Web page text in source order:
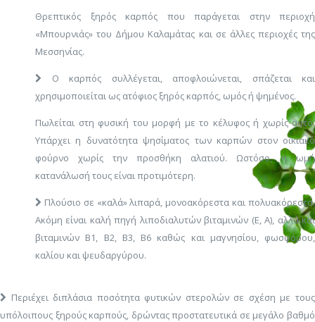
Θρεπτικός ξηρός καρπός που παράγεται στην περιοχή
«Μπουρνιάς» του Δήμου Καλαμάτας και σε άλλες περιοχές της
Μεσσηνίας.
Ο καρπός συλλέγεται, αποφλοιώνεται, σπάζεται και
χρησιμοποιείται ως ατόφιος ξηρός καρπός, ωμός ή ψημένος.
Πωλείται στη φυσική του μορφή με το κέλυφος ή χωρίς αυτό.
Υπάρχει η δυνατότητα ψησίματος των καρπών στον οικιακό
φούρνο χωρίς την προσθήκη αλατιού. Ωστόσο, η ωμή
κατανάλωσή τους είναι προτιμότερη.
Πλούσιο σε «καλά» λιπαρά, μονοακόρεστα και πολυακόρεστα.
Ακόμη είναι καλή πηγή λιποδιαλυτών βιταμινών (Ε, Α), αλλά και
βιταμινών Β1, Β2, Β3, Β6 καθώς και μαγνησίου, φωσφόρου,
καλίου και ψευδαργύρου.
Περιέχει διπλάσια ποσότητα φυτικών στερολών σε σχέση με τους
υπόλοιπους ξηρούς καρπούς, δρώντας προστατευτικά σε μεγάλο βαθμό